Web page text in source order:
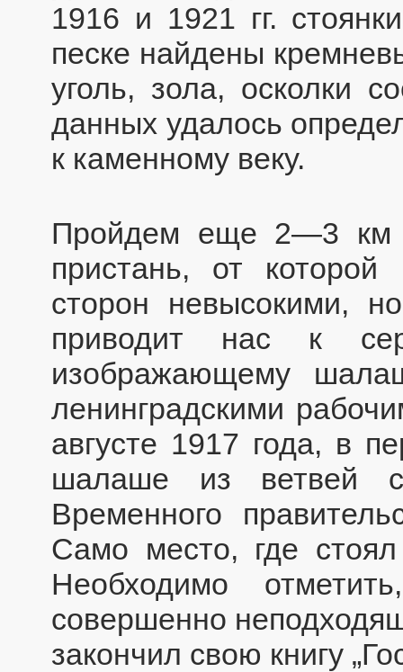
1916 и 1921 гг.
песке найдены
уголь, зола, осколки
данных удалось
к каменному веку.
Пройдем еще 2—3 км
пристань, от
сторон невысокими,
приводит нас к
изображающему
ленинградскими
августе 1917 года, в
шалаше из ветвей
Временного
Само место, где
Необходимо
совершенно
закончил свою книгу